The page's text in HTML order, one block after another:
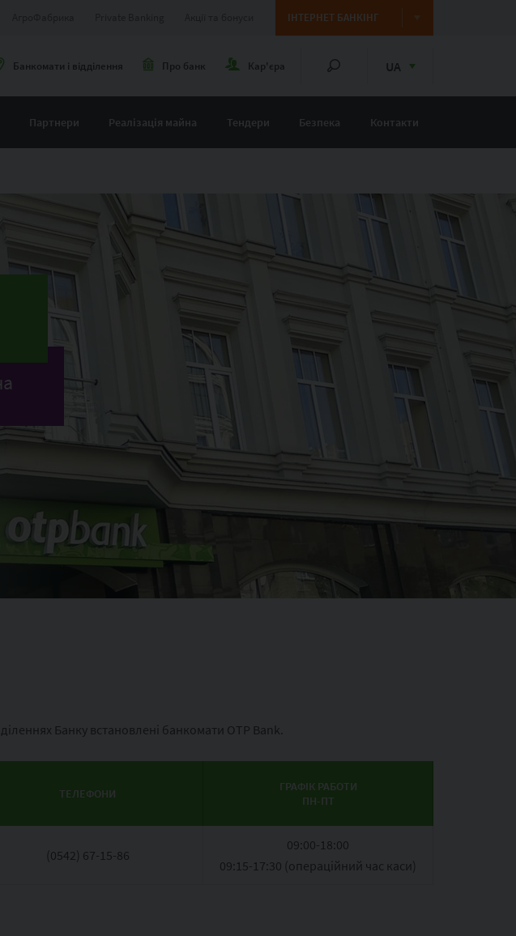
ІНТЕРНЕТ БАНКІНГ
Банкомати і відділення Про банк Кар'єра UA
Партнери Реалізація майна Тендери Безпека Контакти
Банку встановлені банкомати OTP Bank.
ТЕЛЕФОНИ
ГРАФІК РАБОТИ
ПН-ПТ
(0542) 67-15-86
09:00-18:00
09:15-17:30 (операційний час каси)